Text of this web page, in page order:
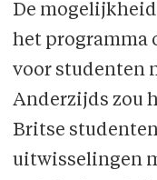
De
het programma
voor studenten
Anderzijds zou
Britse
uitwisselingen